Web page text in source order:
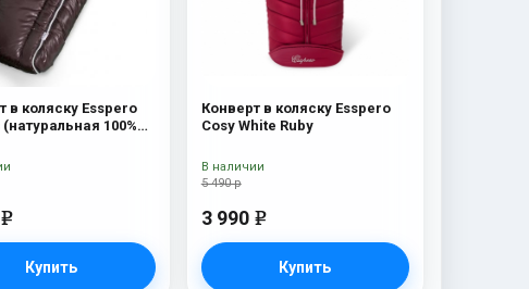
в коляску Esspero
100%
e
Купить
Конверт в коляску Esspero
Cosy White Ruby
5 490 р
3 990 e
Купить
В наличии